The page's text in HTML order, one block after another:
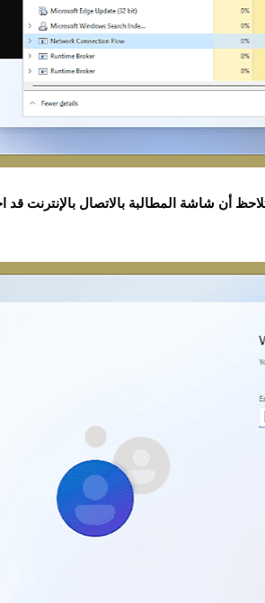
أن شاشة المطالبة بالاتصال بالإنترنت